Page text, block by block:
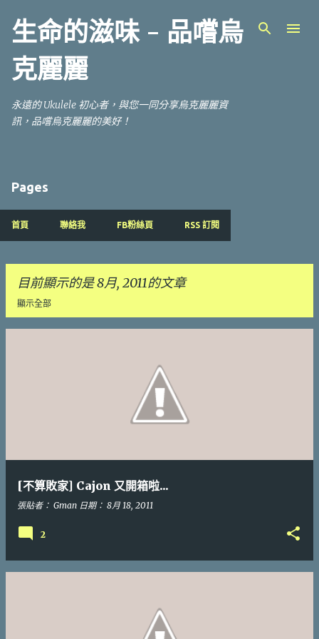
跳到主要內容
生命的滋味 - 品嚐烏
克麗麗
永遠的 Ukulele 初心者，與您一同分享烏克麗麗資
訊，品嚐烏克麗麗的美好！
Pages
首頁 聯絡我 FB粉絲頁 RSS 訂閱
目前顯示的是 8月, 2011的文章
顯示全部
[不算敗家] Cajon 又開箱啦...
張貼者： Gman 日期： 8月 18, 2011
2